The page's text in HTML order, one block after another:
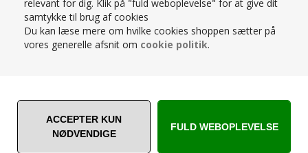
relevant for dig. Klik på "fuld weboplevelse" for at give dit
samtykke til brug af cookies
Du kan læse mere om hvilke cookies shoppen sætter på
vores generelle afsnit om cookie politik.
dertil kan der tilkøbes yderligere 3 tillægsplader hvilket
betyder der bliver 20 pladser.
Bestillingsvare - Du bliver kontaktet hurtigst muligt
Husk gratis levering
SPØRG OS
RELATEREDE PRODUKTER